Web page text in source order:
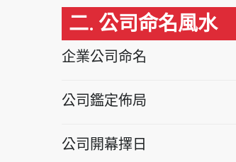
二. 公司命名風水
企業公司命名
公司鑑定佈局
公司開幕擇日